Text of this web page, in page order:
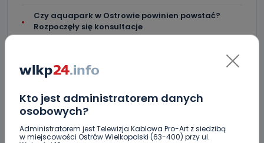
Kto jest administratorem danych
osobowych?
Administratorem jest Telewizja Kablowa Pro-Art z siedzibą
w miejscowości Ostrów Wielkopolski (63-400) przy ul.
Czy aquapark w Ostrowie powinien powstać?
Rozpoczęły się konsultacje
Więcej pieniędzy dla OSP w gminie Ostrów.
Centra wzmocniona i gotowa do gry. Chce